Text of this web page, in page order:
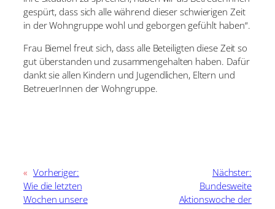
gespürt, dass sich alle während dieser schwierigen Zeit
in der Wohngruppe wohl und geborgen gefühlt haben“.
Frau Biemel freut sich, dass alle Beteiligten diese Zeit so
gut überstanden und zusammengehalten haben. Dafür
dankt sie allen Kindern und Jugendlichen, Eltern und
BetreuerInnen der Wohngruppe.
« Vorheriger:
Wie die letzten
Wochen unsere
Nächster:
Bundesweite
Aktionswoche der